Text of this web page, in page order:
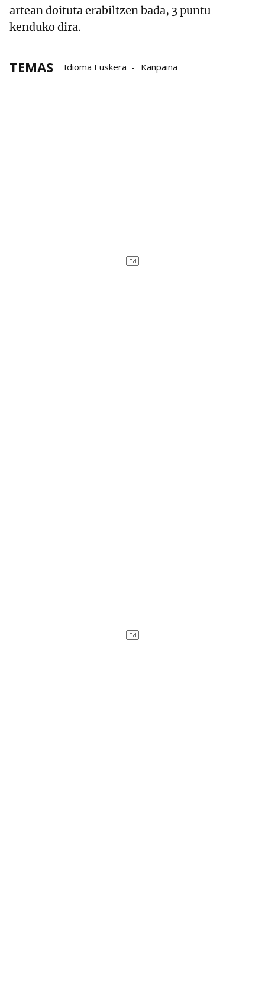
artean doituta erabiltzen bada, 3 puntu
kenduko dira.
TEMAS Idioma Euskera Kanpaina